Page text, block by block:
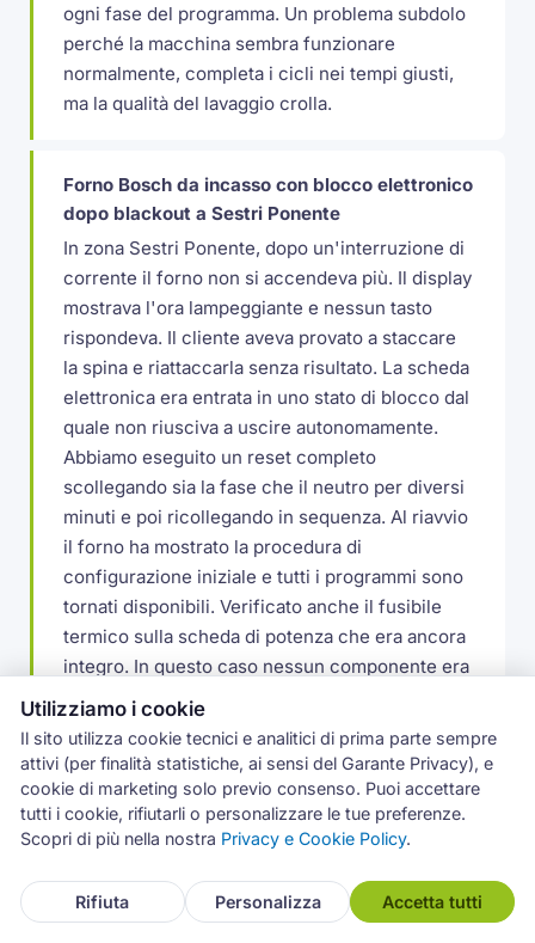
ogni fase del programma. Un problema subdolo
perché la macchina sembra funzionare
normalmente, completa i cicli nei tempi giusti,
ma la qualità del lavaggio crolla.
Forno Bosch da incasso con blocco elettronico
dopo blackout a Sestri Ponente
In zona Sestri Ponente, dopo un'interruzione di
corrente il forno non si accendeva più. Il display
mostrava l'ora lampeggiante e nessun tasto
rispondeva. Il cliente aveva provato a staccare
la spina e riattaccarla senza risultato. La scheda
elettronica era entrata in uno stato di blocco dal
quale non riusciva a uscire autonomamente.
Abbiamo eseguito un reset completo
scollegando sia la fase che il neutro per diversi
minuti e poi ricollegando in sequenza. Al riavvio
il forno ha mostrato la procedura di
configurazione iniziale e tutti i programmi sono
tornati disponibili. Verificato anche il fusibile
termico sulla scheda di potenza che era ancora
integro. In questo caso nessun componente era
guasto: lo sbalzo di tensione aveva solo
cliente di collegare il forno a una presa con
protezione da sovratensione.
scarica
Da un cliente di Rapallo, la pompa di scarico
Utilizziamo i cookie
Il sito utilizza cookie tecnici e analitici di prima parte sempre
attivi (per finalità statistiche, ai sensi del Garante Privacy), e
cookie di marketing solo previo consenso. Puoi accettare
tutti i cookie, rifiutarli o personalizzare le tue preferenze.
Scopri di più nella nostra Privacy e Cookie Policy.
Rifiuta Personalizza Accetta tutti